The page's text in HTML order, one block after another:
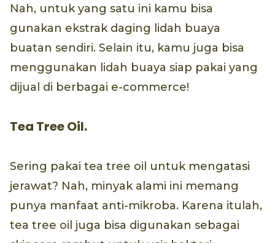
Nah, untuk yang satu ini kamu bisa
gunakan ekstrak daging lidah buaya
buatan sendiri. Selain itu, kamu juga bisa
menggunakan lidah buaya siap pakai yang
dijual di berbagai e-commerce!
Tea Tree Oil.
Sering pakai tea tree oil untuk mengatasi
jerawat? Nah, minyak alami ini memang
punya manfaat anti-mikroba. Karena itulah,
tea tree oil juga bisa digunakan sebagai